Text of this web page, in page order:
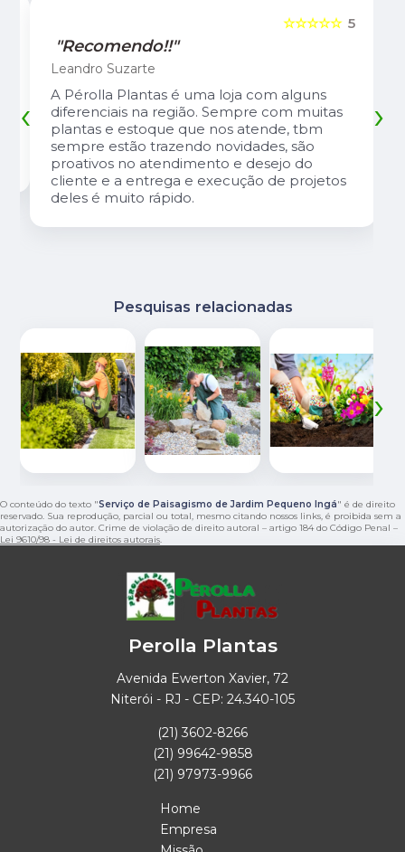
5
☆☆☆☆☆
"Recomendo!!"
Leandro Suzarte
A Pérolla Plantas é uma loja com alguns
diferenciais na região. Sempre com muitas
plantas e estoque que nos atende, tbm
sempre estão trazendo novidades, são
proativos no atendimento e desejo do
cliente e a entrega e execução de projetos
deles é muito rápido.
‹ ›
Pesquisas relacionadas
‹ ›
O conteúdo do texto "Serviço de Paisagismo de Jardim Pequeno Ingá" é de direito
reservado. Sua reprodução, parcial ou total, mesmo citando nossos links, é proibida sem a
autorização do autor. Crime de violação de direito autoral – artigo 184 do Código Penal –
Lei 9610/98 - Lei de direitos autorais.
Perolla Plantas
Avenida Ewerton Xavier, 72
Niterói - RJ - CEP: 24.340-105
(21) 3602-8266
(21) 99642-9858
(21) 97973-9966
Home
Empresa